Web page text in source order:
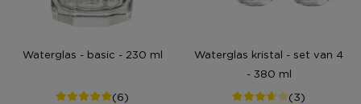
Waterglas - basic - 230 ml
(6)
Waterglas kristal - set van 4
- 380 ml
(3)